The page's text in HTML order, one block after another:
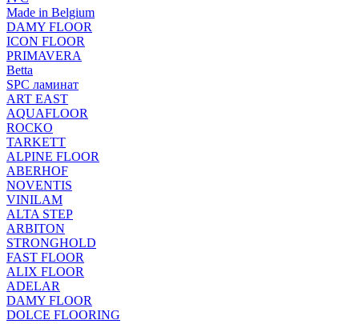
Made in Belgium
DAMY FLOOR
ICON FLOOR
PRIMAVERA
Betta
SPC ламинат
ART EAST
AQUAFLOOR
ROCKO
TARKETT
ALPINE FLOOR
ABERHOF
NOVENTIS
VINILAM
ALTA STEP
ARBITON
STRONGHOLD
FAST FLOOR
ALIX FLOOR
ADELAR
DAMY FLOOR
DOLCE FLOORING